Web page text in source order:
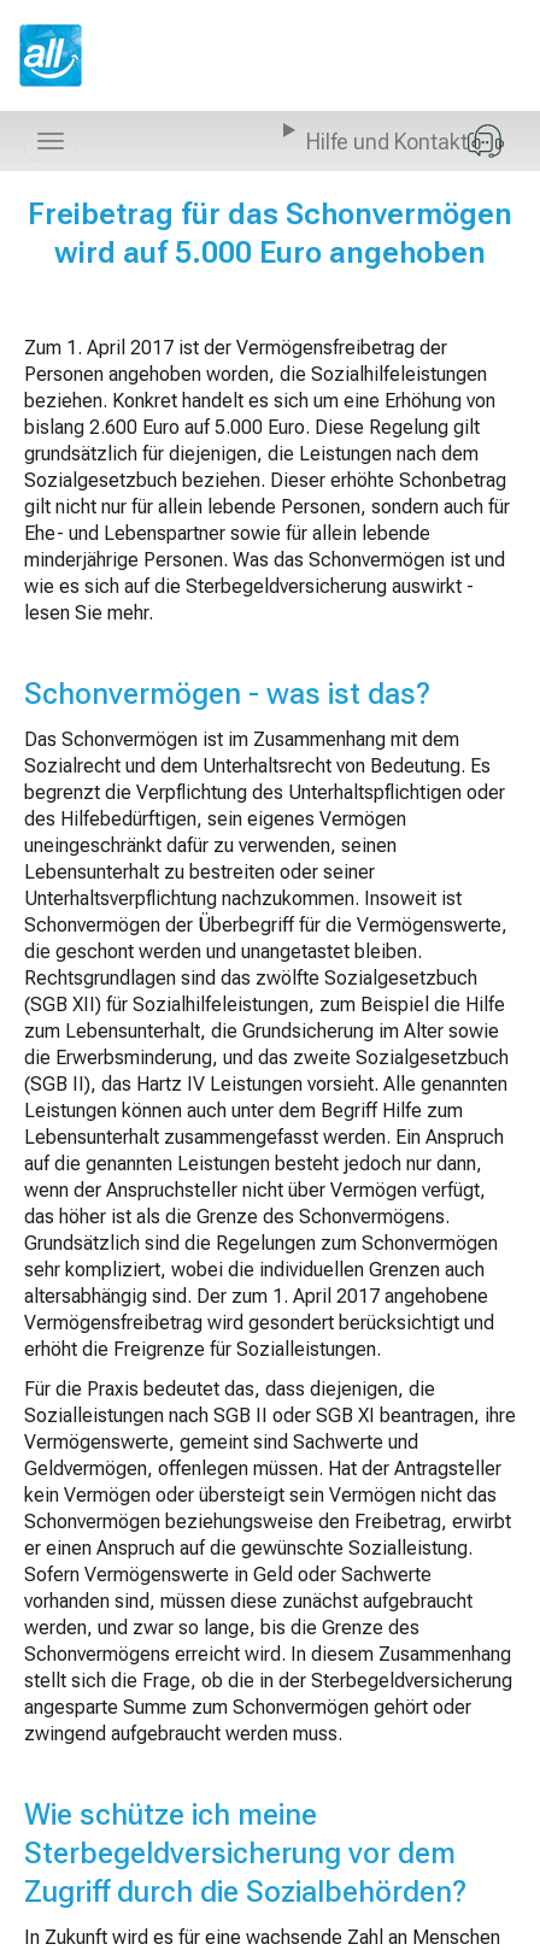
n
a
Navigation
anzeigen
Hilfe und Kontakt
Freibetrag für das Schonvermögen
wird auf 5.000 Euro angehoben
Zum 1. April 2017 ist der Vermögensfreibetrag der
Personen angehoben worden, die Sozialhilfeleistungen
beziehen. Konkret handelt es sich um eine Erhöhung von
bislang 2.600 Euro auf 5.000 Euro. Diese Regelung gilt
grundsätzlich für diejenigen, die Leistungen nach dem
Sozialgesetzbuch beziehen. Dieser erhöhte Schonbetrag
gilt nicht nur für allein lebende Personen, sondern auch für
Ehe- und Lebenspartner sowie für allein lebende
minderjährige Personen. Was das Schonvermögen ist und
wie es sich auf die Sterbegeldversicherung auswirkt -
lesen Sie mehr.
Schonvermögen - was ist das?
Das Schonvermögen ist im Zusammenhang mit dem
Sozialrecht und dem Unterhaltsrecht von Bedeutung. Es
begrenzt die Verpflichtung des Unterhaltspflichtigen oder
des Hilfebedürftigen, sein eigenes Vermögen
uneingeschränkt dafür zu verwenden, seinen
Lebensunterhalt zu bestreiten oder seiner
Unterhaltsverpflichtung nachzukommen. Insoweit ist
Schonvermögen der Überbegriff für die Vermögenswerte,
die geschont werden und unangetastet bleiben.
Rechtsgrundlagen sind das zwölfte Sozialgesetzbuch
(SGB XII) für Sozialhilfeleistungen, zum Beispiel die Hilfe
zum Lebensunterhalt, die Grundsicherung im Alter sowie
die Erwerbsminderung, und das zweite Sozialgesetzbuch
(SGB II), das Hartz IV Leistungen vorsieht. Alle genannten
Leistungen können auch unter dem Begriff Hilfe zum
Lebensunterhalt zusammengefasst werden. Ein Anspruch
auf die genannten Leistungen besteht jedoch nur dann,
wenn der Anspruchsteller nicht über Vermögen verfügt,
das höher ist als die Grenze des Schonvermögens.
Grundsätzlich sind die Regelungen zum Schonvermögen
sehr kompliziert, wobei die individuellen Grenzen auch
altersabhängig sind. Der zum 1. April 2017 angehobene
Vermögensfreibetrag wird gesondert berücksichtigt und
erhöht die Freigrenze für Sozialleistungen.
Für die Praxis bedeutet das, dass diejenigen, die
Sozialleistungen nach SGB II oder SGB XI beantragen, ihre
Vermögenswerte, gemeint sind Sachwerte und
Geldvermögen, offenlegen müssen. Hat der Antragsteller
kein Vermögen oder übersteigt sein Vermögen nicht das
Schonvermögen beziehungsweise den Freibetrag, erwirbt
er einen Anspruch auf die gewünschte Sozialleistung.
Sofern Vermögenswerte in Geld oder Sachwerte
vorhanden sind, müssen diese zunächst aufgebraucht
werden, und zwar so lange, bis die Grenze des
Schonvermögens erreicht wird. In diesem Zusammenhang
stellt sich die Frage, ob die in der Sterbegeldversicherung
angesparte Summe zum Schonvermögen gehört oder
zwingend aufgebraucht werden muss.
Wie schütze ich meine
Sterbegeldversicherung vor dem
Zugriff durch die Sozialbehörden?
In Zukunft wird es für eine wachsende Zahl an Menschen